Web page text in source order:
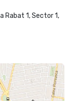
Rabat 1, Sector 1,